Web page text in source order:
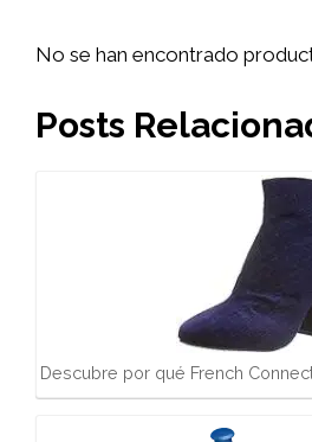
No se han encontrado
Posts
Descubre por qué French